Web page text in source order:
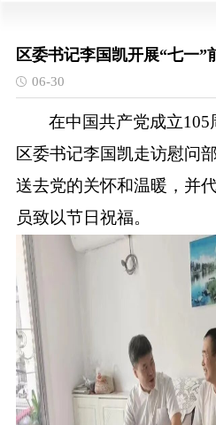
区委书记李国凯开展“七一”
06-30
在中国共产党成立105
区委书记李国凯走访慰问
送去党的关怀和温暖，并
员致以节日祝福。